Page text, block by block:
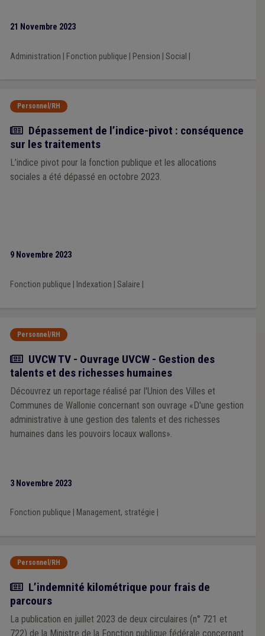
21 Novembre 2023
Administration Fonction publique Pension Social
Personnel/RH
Actualité
Dépassement de l’indice-pivot : conséquence
sur les traitements
L’indice pivot pour la fonction publique et les allocations
sociales a été dépassé en octobre 2023.
9 Novembre 2023
Fonction publique Indexation Salaire
Personnel/RH
Actualité
UVCW TV - Ouvrage UVCW - Gestion des
talents et des richesses humaines
Découvrez un reportage réalisé par l'Union des Villes et
Communes de Wallonie concernant son ouvrage «D'une gestion
administrative à une gestion des talents et des richesses
humaines dans les pouvoirs locaux wallons».
3 Novembre 2023
Fonction publique Management, stratégie
Personnel/RH
Actualité
L’indemnité kilométrique pour frais de
parcours
La publication en juillet 2023 de deux circulaires (n° 721 et
722) de la Ministre de la Fonction publique fédérale concernant